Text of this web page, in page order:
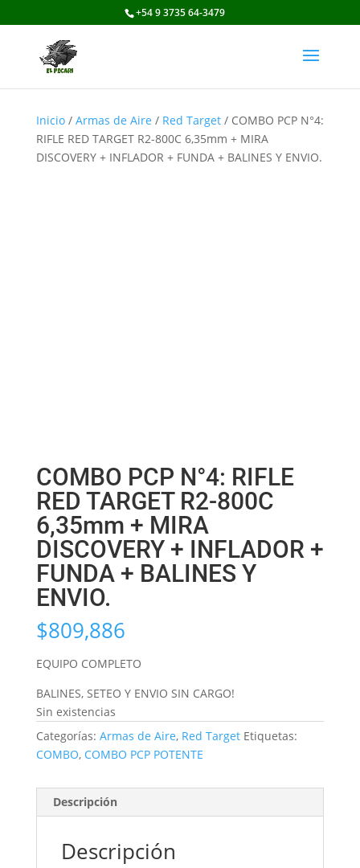
+54 9 3735 64-3479
Inicio/ Armas de Aire / Red Target/ COMBO PCP N°4:
RIFLE RED TARGET R2-800C 6,35mm + MIRA
DISCOVERY + INFLADOR + FUNDA + BALINES Y ENVIO.
COMBO PCP N°4: RIFLE
RED TARGET R2-800C
6,35mm + MIRA
DISCOVERY + INFLADOR +
FUNDA + BALINES Y
ENVIO.
$809,886
EQUIPO COMPLETO
BALINES, SETEO Y ENVIO SIN CARGO!
Sin existencias
Categorías: Armas de Aire, Red Target Etiquetas:
COMBO, COMBO PCP POTENTE
Descripción
Descripción